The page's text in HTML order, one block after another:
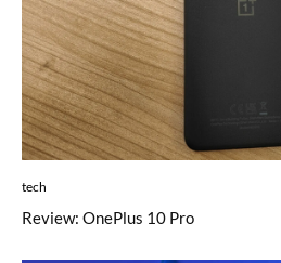
tech
Review: OnePlus 10 Pro